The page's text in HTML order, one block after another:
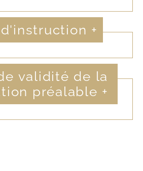
+
validité de la
préalable +